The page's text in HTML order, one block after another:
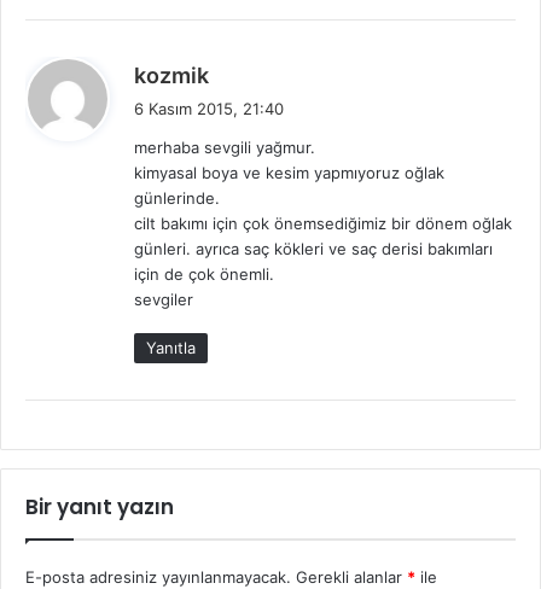
kozmik
i
k
i
6 Kasım 2015, 21:40
merhaba sevgili yağmur.
kimyasal boya ve kesim yapmıyoruz oğlak
günlerinde.
cilt bakımı için çok önemsediğimiz bir dönem oğlak
günleri. ayrıca saç kökleri ve saç derisi bakımları
için de çok önemli.
sevgiler
Yanıtla
Bir yanıt yazın
E-posta adresiniz yayınlanmayacak. Gerekli alanlar * ile